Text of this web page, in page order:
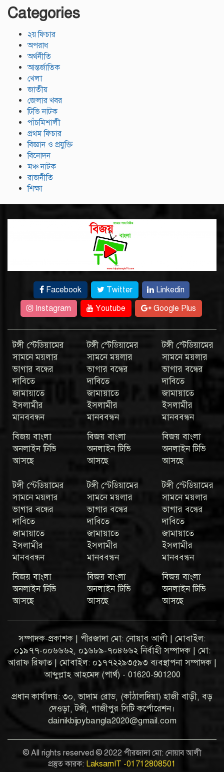
Categories
২য় ফিচার
অপরাধ
অর্থনীতি
আন্তর্জাতিক
খেলা
জাতীয়
জেলার খবর
টিভি নাটক
পাঁচমিশালী
প্রথম ফিচার
বিজ্ঞান ও প্রযুক্তি
বিনোদন
মঞ্চ নাটক
রাজনীতি
শিক্ষা
Facebook Twitter
Linkedin
Instagram
Youtube Google Plus
টঙ্গী স্টেডিয়ামের
সামনে ময়লার
ভাগার বন্ধের
দাবিতে
জামায়াতে
ইসলামীর
মানববন্ধন
বিজয় বাংলা
অনলাইন টিভি
আসছে
টঙ্গী স্টেডিয়ামের
সামনে ময়লার
ভাগার বন্ধের
দাবিতে
জামায়াতে
ইসলামীর
মানববন্ধন
বিজয় বাংলা
অনলাইন টিভি
আসছে
টঙ্গী স্টেডিয়ামের
সামনে ময়লার
ভাগার বন্ধের
দাবিতে
জামায়াতে
ইসলামীর
মানববন্ধন
বিজয় বাংলা
অনলাইন টিভি
আসছে
টঙ্গী স্টেডিয়ামের
সামনে ময়লার
ভাগার বন্ধের
দাবিতে
জামায়াতে
ইসলামীর
মানববন্ধন
বিজয় বাংলা
অনলাইন টিভি
আসছে
টঙ্গী স্টেডিয়ামের
সামনে ময়লার
ভাগার বন্ধের
দাবিতে
জামায়াতে
ইসলামীর
মানববন্ধন
বিজয় বাংলা
অনলাইন টিভি
আসছে
টঙ্গী স্টেডিয়ামের
সামনে ময়লার
ভাগার বন্ধের
দাবিতে
জামায়াতে
ইসলামীর
মানববন্ধন
বিজয় বাংলা
অনলাইন টিভি
আসছে
সম্পাদক-প্রকাশক | পীরজাদা মো: নোয়াব আলী | মোবাইল:
০১৯৭৭-০০৬৬৬২, ০১৬৮৯-৭০৪৬৬২ নির্বাহী সম্পাদক | মো:
আরাফ রিফাত | মোবাইল: ০১৭৭২২৯৩৫৯৩ ব্যবস্থাপনা সম্পাদক |
আব্দুল্লাহ আহমেদ (পার্থ) - 01620-901200
প্রধান কার্যালয়: ৩০, ভাদাম রোড, (কাঁঠালদিয়া) হাজী বাড়ী, বড়
দেওড়া, টঙ্গী, গাজীপুর সিটি কর্পোরেশন।
dainikbijoybangla2020@gmail.com
© All rights reserved © 2022 পীরজাদা মো: নোয়াব আলী
প্রস্তুত কারক: LaksamIT -01712808501